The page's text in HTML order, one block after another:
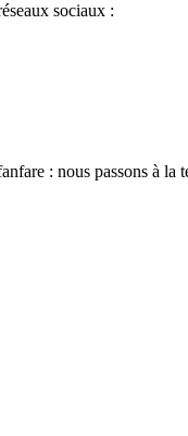
sociaux :
: nous passons à